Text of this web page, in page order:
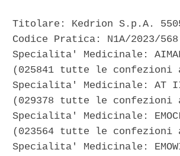
Titolare: Kedrion S.p.A.
Codice Pratica: N1A/2023/
Specialita' Medicinale:
(025841 tutte le
Specialita' Medicinale: AT
(029378 tutte le
Specialita' Medicinale:
(023564 tutte le
Specialita' Medicinale: